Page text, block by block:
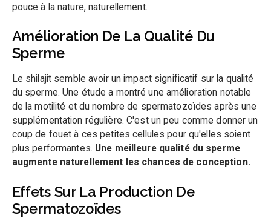
pouce à la nature, naturellement.
Amélioration De La Qualité Du
Sperme
Le shilajit semble avoir un impact significatif sur la qualité
du sperme. Une étude a montré une amélioration notable
de la motilité et du nombre de spermatozoïdes après une
supplémentation régulière. C'est un peu comme donner un
coup de fouet à ces petites cellules pour qu'elles soient
plus performantes. Une meilleure qualité du sperme
augmente naturellement les chances de conception.
Effets Sur La Production De
Spermatozoïdes